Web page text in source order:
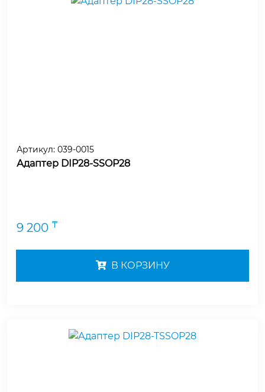
Артикул: 039-0015
Адаптер DIP28-SSOP28
9 200 ₸
В КОРЗИНУ